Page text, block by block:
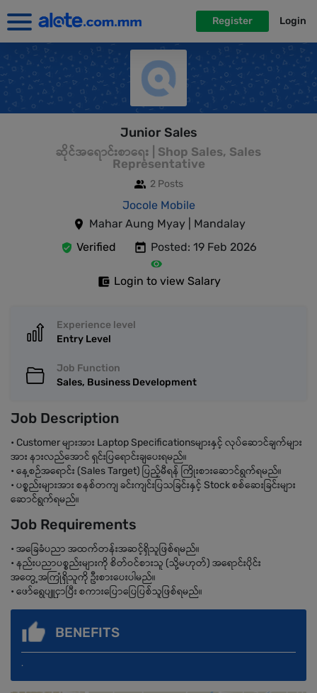
Register Login
Junior Sales
ဆိုင်အရောင်းစာရေး | Shop Sales, Sales
Representative
2 Posts
Jocole Mobile
Mahar Aung Myay | Mandalay
Verified
Posted: 19 Feb 2026
Login to view Salary
Experience level
Entry Level
Job Function
Sales, Business Development
Job Description
• Customer များအား Laptop Specificationsများနှင့် လုပ်ဆောင်ချက်များ
အား နားလည်အောင် ရှင်းပြရောင်းချပေးရမည်။
• နေ့စဉ်အရောင်း (Sales Target) ပြည့်မီရန် ကြိုးစားဆောင်ရွက်ရမည်။
• ပစ္စည်းများအား စနစ်တကျ ခင်းကျင်းပြသခြင်းနှင့် Stock စစ်ဆေးခြင်းများ
ဆောင်ရွက်ရမည်။
Job Requirements
• အခြေခံပညာ အထက်တန်းအဆင့်ရှိသူဖြစ်ရမည်။
• နည်းပညာပစ္စည်းများကို စိတ်ဝင်စားသူ (သို့မဟုတ်) အရောင်းပိုင်း
အတွေ့အကြုံရှိသူကို ဦးစားပေးပါမည်။
• ဖော်ရွေပျူငှာပြီး စကားပြောပြေပြစ်သူဖြစ်ရမည်။
BENEFITS
.